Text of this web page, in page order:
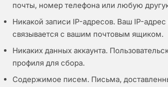
почты, номер телефона или любую
Никакой записи IP-адресов. Ваш IP-
связывается с вашим почтовым ящиком.
Никаких данных аккаунта.
профиля для сбора.
Содержимое писем. Письма,